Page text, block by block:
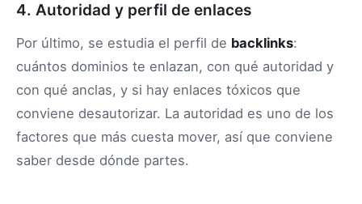
4. Autoridad y perfil de enlaces
Por último, se estudia el perfil de backlinks:
cuántos dominios te enlazan, con qué autoridad y
con qué anclas, y si hay enlaces tóxicos que
conviene desautorizar. La autoridad es uno de los
factores que más cuesta mover, así que conviene
saber desde dónde partes.